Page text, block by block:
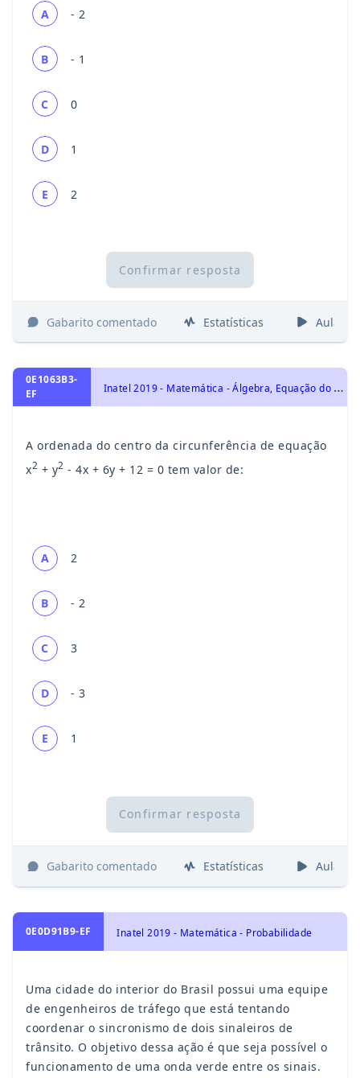
A - 2
B - 1
C 0
D 1
E 2
Confirmar resposta
Gabarito comentado Estatísticas Aulas
0E1063B3-
EF
I
natel 2019 - Matemática - Álgebra, Equação do 2º Grau e Problemas do 2º Grau
A ordenada do centro da circunferência de equação
x2 + y2 - 4x + 6y + 12 = 0 tem valor de:
A 2
B - 2
C 3
D - 3
E 1
Confirmar resposta
Gabarito comentado Estatísticas Aulas
0E0D91B9-EF Inatel 2019 - Matemática - Probabilidade
Uma cidade do interior do Brasil possui uma equipe
de engenheiros de tráfego que está tentando
coordenar o sincronismo de dois sinaleiros de
trânsito. O objetivo dessa ação é que seja possível o
funcionamento de uma onda verde entre os sinais.